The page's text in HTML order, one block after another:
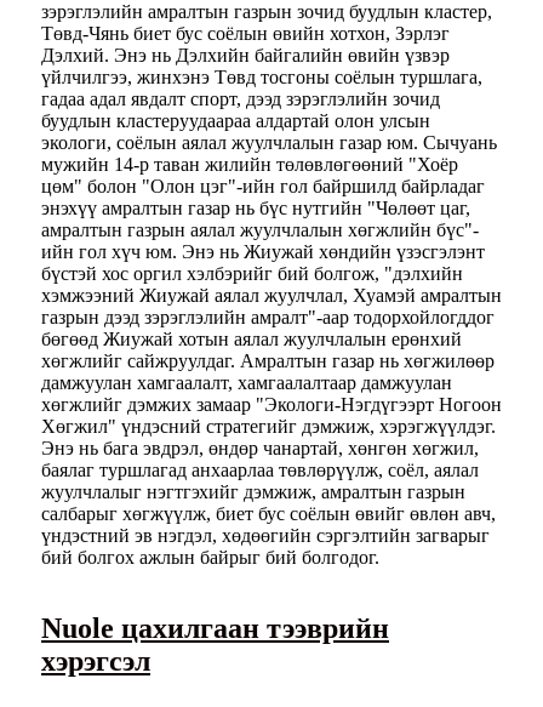
зэрэглэлийн амралтын газрын зочид буудлын кластер,
Төвд-Чянь биет бус соёлын өвийн хотхон, Зэрлэг
Дэлхий. Энэ нь Дэлхийн байгалийн өвийн үзвэр
үйлчилгээ, жинхэнэ Төвд тосгоны соёлын туршлага,
гадаа адал явдалт спорт, дээд зэрэглэлийн зочид
буудлын кластеруудаараа алдартай олон улсын
экологи, соёлын аялал жуулчлалын газар юм. Сычуань
мужийн 14-р таван жилийн төлөвлөгөөний "Хоёр
цөм" болон "Олон цэг"-ийн гол байршилд байрладаг
энэхүү амралтын газар нь бүс нутгийн "Чөлөөт цаг,
амралтын газрын аялал жуулчлалын хөгжлийн бүс"-
ийн гол хүч юм. Энэ нь Жиужай хөндийн үзэсгэлэнт
бүстэй хос оргил хэлбэрийг бий болгож, "дэлхийн
хэмжээний Жиужай аялал жуулчлал, Хуамэй амралтын
газрын дээд зэрэглэлийн амралт"-аар тодорхойлогддог
бөгөөд Жиужай хотын аялал жуулчлалын ерөнхий
хөгжлийг сайжруулдаг. Амралтын газар нь хөгжилөөр
дамжуулан хамгаалалт, хамгаалалтаар дамжуулан
хөгжлийг дэмжих замаар "Экологи-Нэгдүгээрт Ногоон
Хөгжил" үндэсний стратегийг дэмжиж, хэрэгжүүлдэг.
Энэ нь бага эвдрэл, өндөр чанартай, хөнгөн хөгжил,
баялаг туршлагад анхаарлаа төвлөрүүлж, соёл, аялал
жуулчлалыг нэгтгэхийг дэмжиж, амралтын газрын
салбарыг хөгжүүлж, биет бус соёлын өвийг өвлөн авч,
үндэстний эв нэгдэл, хөдөөгийн сэргэлтийн загварыг
бий болгох ажлын байрыг бий болгодог.
Nuole цахилгаан тээврийн
хэрэгсэл